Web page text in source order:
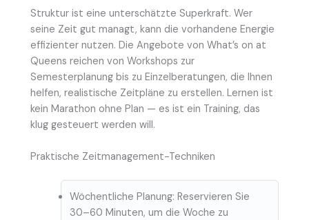
Struktur ist eine unterschätzte Superkraft. Wer
seine Zeit gut managt, kann die vorhandene Energie
effizienter nutzen. Die Angebote von What’s on at
Queens reichen von Workshops zur
Semesterplanung bis zu Einzelberatungen, die Ihnen
helfen, realistische Zeitpläne zu erstellen. Lernen ist
kein Marathon ohne Plan — es ist ein Training, das
klug gesteuert werden will.
Praktische Zeitmanagement-Techniken
Wöchentliche Planung: Reservieren Sie
30–60 Minuten, um die Woche zu